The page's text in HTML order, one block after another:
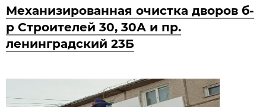
Механизированная очистка дворов б-
р Строителей 30, 30А и пр.
ленинградский 23Б